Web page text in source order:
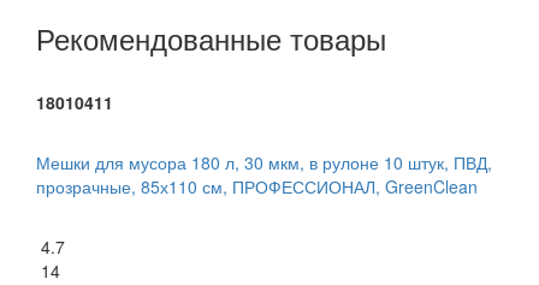
Рекомендованные товары
18010411
Мешки для мусора 180 л, 30 мкм, в рулоне 10 штук, ПВД,
прозрачные, 85х110 см, ПРОФЕССИОНАЛ, GreenClean
4.7
14